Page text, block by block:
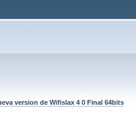
version de Wifislax 4 0 Final 64bits